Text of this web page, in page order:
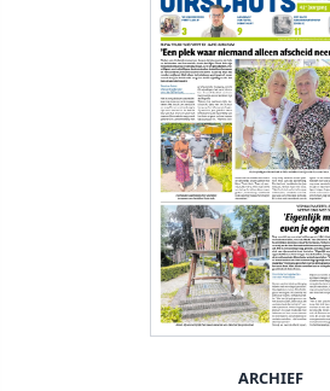
ARCHIEF